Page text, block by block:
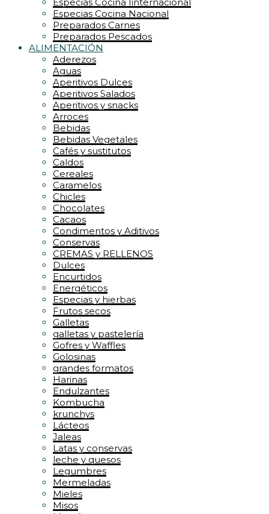
Especias Cocina Nacional
Preparados Carnes
Preparados Pescados
ALIMENTACIÓN
Aderezos
Aguas
Aperitivos Dulces
Aperitivos Salados
Aperitivos y snacks
Arroces
Bebidas
Bebidas Vegetales
Cafés y sustitutos
Caldos
Cereales
Caramelos
Chicles
Chocolates
Cacaos
Condimentos y Aditivos
Conservas
CREMAS y RELLENOS
Dulces
Encurtidos
Energéticos
Especias y hierbas
Frutos secos
Galletas
galletas y pastelería
Gofres y Waffles
Golosinas
grandes formatos
Harinas
Endulzantes
Kombucha
krunchys
Lácteos
Jaleas
Latas y conservas
leche y quesos
Legumbres
Mermeladas
Mieles
Misos